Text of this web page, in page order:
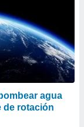
agua
de rotación